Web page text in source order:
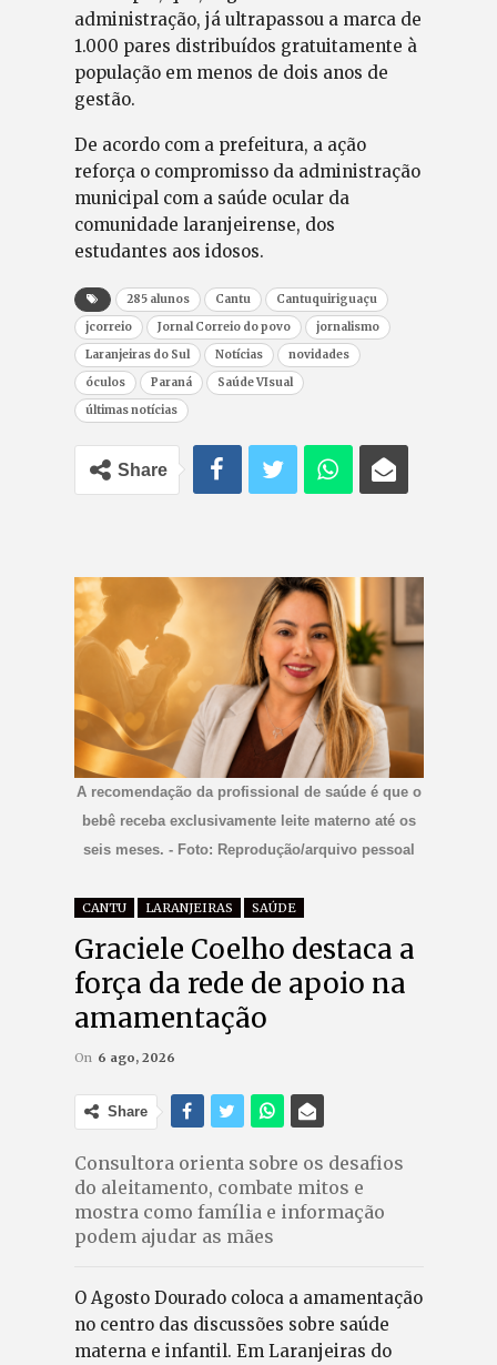
administração, já ultrapassou a marca de
1.000 pares distribuídos gratuitamente à
população em menos de dois anos de
gestão.
De acordo com a prefeitura, a ação
reforça o compromisso da administração
municipal com a saúde ocular da
comunidade laranjeirense, dos
estudantes aos idosos.
285 alunos Cantu
Cantuquiriguaçu
jcorreio
Jornal Correio do povo
jornalismo
Laranjeiras do Sul
Notícias
novidades
óculos
Paraná
Saúde VIsual
últimas notícias
Share
A recomendação da profissional de saúde é que o
bebê receba exclusivamente leite materno até os
seis meses. - Foto: Reprodução/arquivo pessoal
CANTU LARANJEIRAS SAÚDE
Graciele Coelho destaca a
força da rede de apoio na
amamentação
On 6 ago, 2026
Share
Consultora orienta sobre os desafios
do aleitamento, combate mitos e
mostra como família e informação
podem ajudar as mães
O Agosto Dourado coloca a amamentação
no centro das discussões sobre saúde
materna e infantil. Em Laranjeiras do